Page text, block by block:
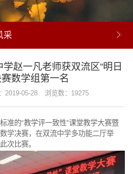
采
学赵一凡老师获双流区“明日
赛数学组第一名
2019-05-28 浏览数：19275
准的“教学评一致性”课堂教学大赛暨
学决赛，在双流中学多功能二厅举
次比赛。